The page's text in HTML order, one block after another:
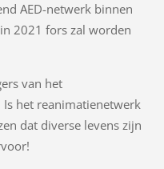
AED-netwerk binnen
2021 fors zal worden
van het
het reanimatienetwerk
dat diverse levens zijn